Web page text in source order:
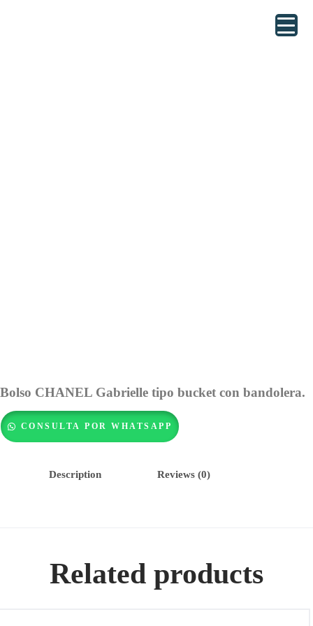
Bolso CHANEL Gabrielle tipo bucket con bandolera.
CONSULTA POR WHATSAPP
Description Reviews (0)
Related products